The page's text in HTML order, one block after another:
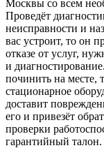
Москвы со всем
Проведёт
неисправности и
вас устроит, то он
отказе от услуг,
и
починить на месте,
стационарное
доставит
его и привезёт
проверки
гарантийный талон.